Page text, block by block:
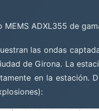
ADXL355 de
las ondas
de Girona. La
en la estación.